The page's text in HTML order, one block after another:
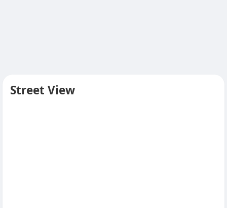
Street View